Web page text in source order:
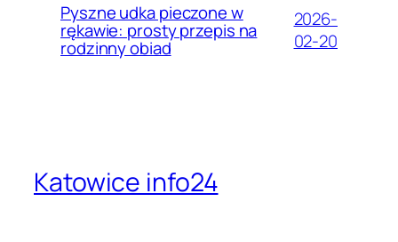
Pyszne udka pieczone w
rękawie: prosty przepis na
rodzinny obiad
2026-
02-20
Katowice info24